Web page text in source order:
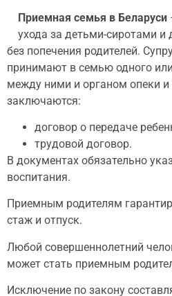
Приемная семья в Беларуси
ухода за детьми-сиротами
без попечения родителей.
принимают в семью одного
между ними и органом опеки и
заключаются:
договор о передаче
трудовой договор.
В документах обязательно
воспитания.
Приемным родителям
стаж и отпуск.
Любой совершеннолетний
может стать приемным
Исключение по закону